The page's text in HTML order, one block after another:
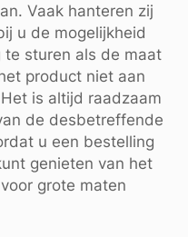
Vaak hanteren zij
u de mogelijkheid
sturen als de maat
product niet aan
is altijd raadzaam
de desbetreffende
u een bestelling
genieten van het
grote maten